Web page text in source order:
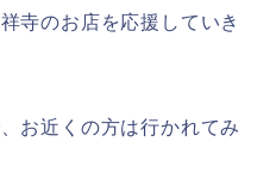
寺のお店を応援していき
お近くの方は行かれてみ